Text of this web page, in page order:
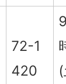
72-1
420